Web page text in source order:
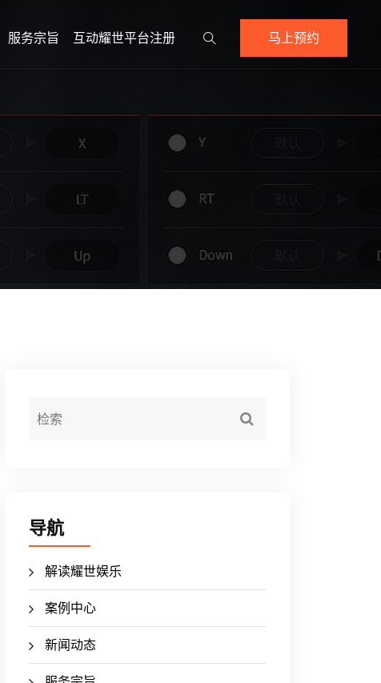
服务宗旨 互动耀世平台注册 马上预约
导航
解读耀世娱乐
案例中心
新闻动态